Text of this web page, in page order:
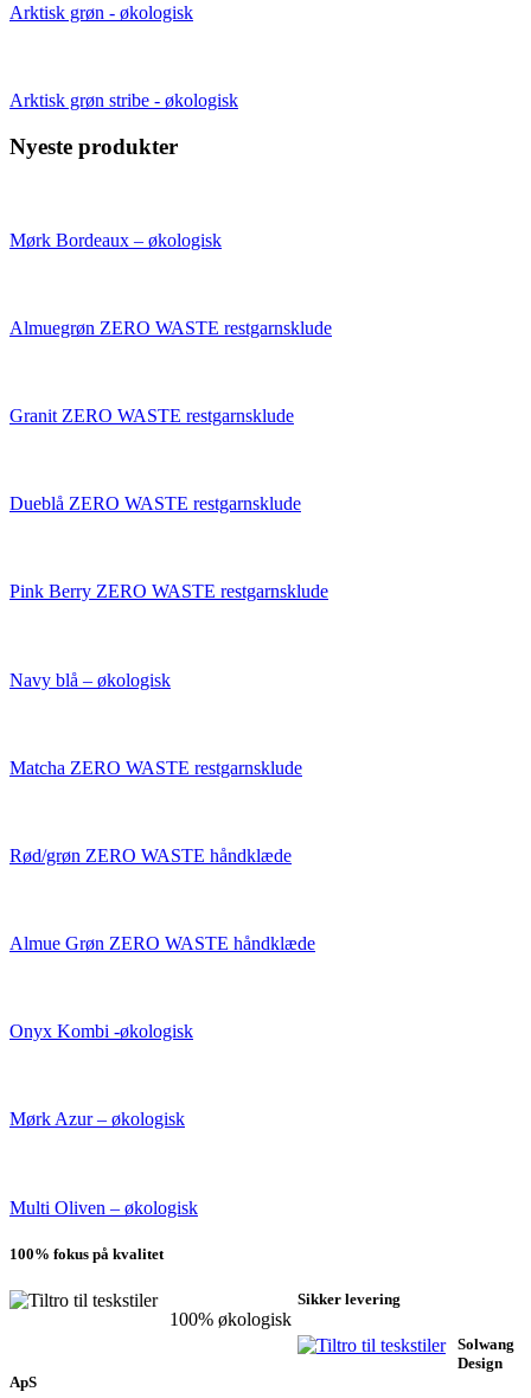
Arktisk grøn - økologisk
Arktisk grøn stribe - økologisk
Nyeste produkter
Mørk Bordeaux – økologisk
Almuegrøn ZERO WASTE restgarnsklude
Granit ZERO WASTE restgarnsklude
Dueblå ZERO WASTE restgarnsklude
Pink Berry ZERO WASTE restgarnsklude
Navy blå – økologisk
Matcha ZERO WASTE restgarnsklude
Rød/grøn ZERO WASTE håndklæde
Almue Grøn ZERO WASTE håndklæde
Onyx Kombi -økologisk
Mørk Azur – økologisk
Multi Oliven – økologisk
100% fokus på kvalitet
100% økologisk
Sikker levering
Solwang
Design
ApS